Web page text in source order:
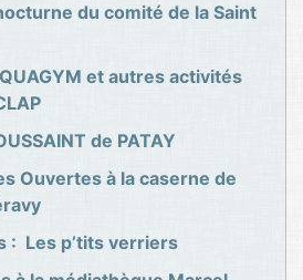
du comité de la Saint
et autres activités
de PATAY
Ouvertes à la caserne de
: Les p’tits verriers